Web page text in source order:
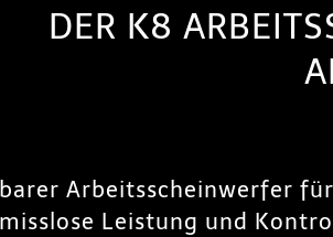
DER K8
Arbeitsscheinwerfer für
Leistung und